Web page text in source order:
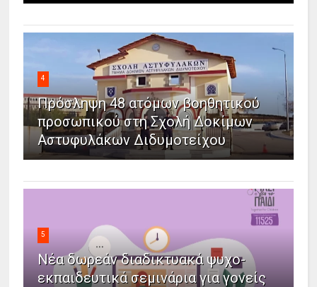
4
Πρόσληψη 48 ατόμων βοηθητικού
προσωπικού στη Σχολή Δοκίμων
Αστυφυλάκων Διδυμοτείχου
5
Νέα δωρεάν διαδικτυακά ψυχο-
εκπαιδευτικά σεμινάρια για γονείς